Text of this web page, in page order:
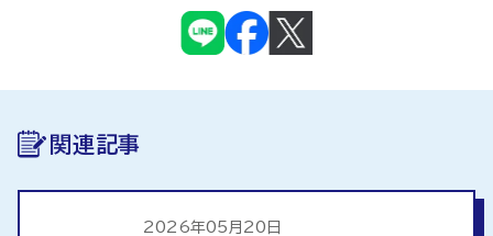
関連記事
2026年05月20日